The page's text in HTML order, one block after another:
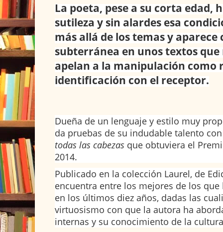
La poeta, pese a su corta edad,
sutileza y sin alardes esa
más allá de los temas y
subterránea en unos textos
apelan a la manipulación como
identificación con el receptor.
Dueña de un lenguaje y estilo muy
da pruebas de su indudable talento
todas las cabezas que obtuviera el
2014.
Publicado en la colección Laurel, de
encuentra entre los mejores de los
en los últimos diez años, dadas las
virtuosismo con que la autora ha
internas y su conocimiento de la